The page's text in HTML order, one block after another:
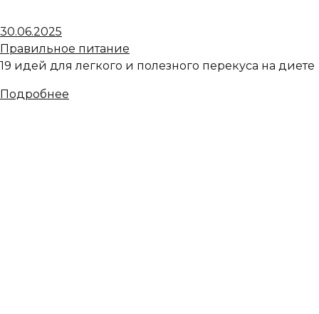
30.06.2025
Правильное питание
19 идей для легкого и полезного перекуса на диете
Подробнее